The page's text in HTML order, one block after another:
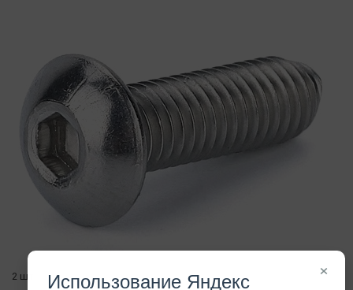
2 шт.
×
Использование Яндекс